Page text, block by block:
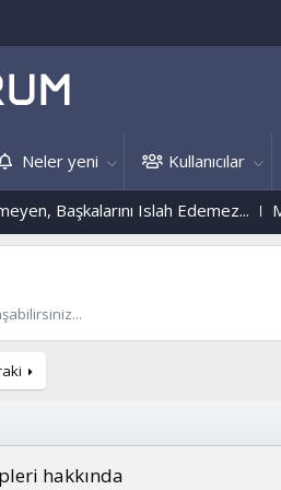
Neler yeni Kullanıcılar
Islah Edemez... Mantar
hakkında